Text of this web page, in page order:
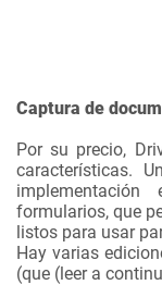
Captura de
Por su precio,
características.
formularios, que
listos para usar
Hay varias
(que (leer a